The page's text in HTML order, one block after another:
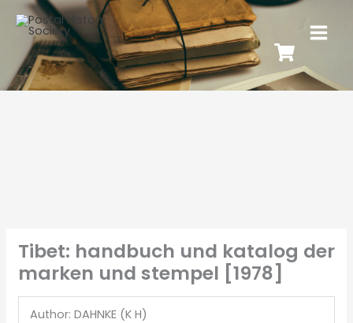
Tibet: handbuch und katalog der
marken und stempel [1978]
Author: DAHNKE (K H)